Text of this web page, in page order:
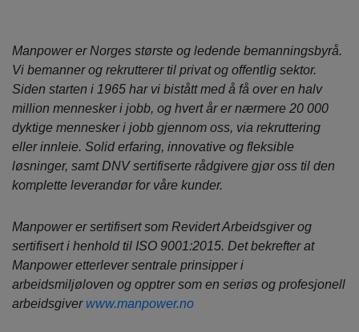
Manpower er Norges største og ledende bemanningsbyrå.
Vi bemanner og rekrutterer til privat og offentlig sektor.
Siden starten i 1965 har vi bistått med å få over en halv
million mennesker i jobb, og hvert år er nærmere 20 000
dyktige mennesker i jobb gjennom oss, via rekruttering
eller innleie. Solid erfaring, innovative og fleksible
løsninger, samt DNV sertifiserte rådgivere gjør oss til den
komplette leverandør for våre kunder.
Manpower er sertifisert som Revidert Arbeidsgiver og
sertifisert i henhold til ISO 9001:2015. Det bekrefter at
Manpower etterlever sentrale prinsipper i
arbeidsmiljøloven og opptrer som en seriøs og profesjonell
arbeidsgiver www.manpower.no